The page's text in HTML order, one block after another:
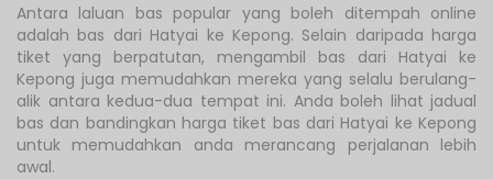
Antara laluan bas popular yang boleh ditempah online
adalah bas dari Hatyai ke Kepong. Selain daripada harga
tiket yang berpatutan, mengambil bas dari Hatyai ke
Kepong juga memudahkan mereka yang selalu berulang-
alik antara kedua-dua tempat ini. Anda boleh lihat jadual
bas dan bandingkan harga tiket bas dari Hatyai ke Kepong
untuk memudahkan anda merancang perjalanan lebih
awal.